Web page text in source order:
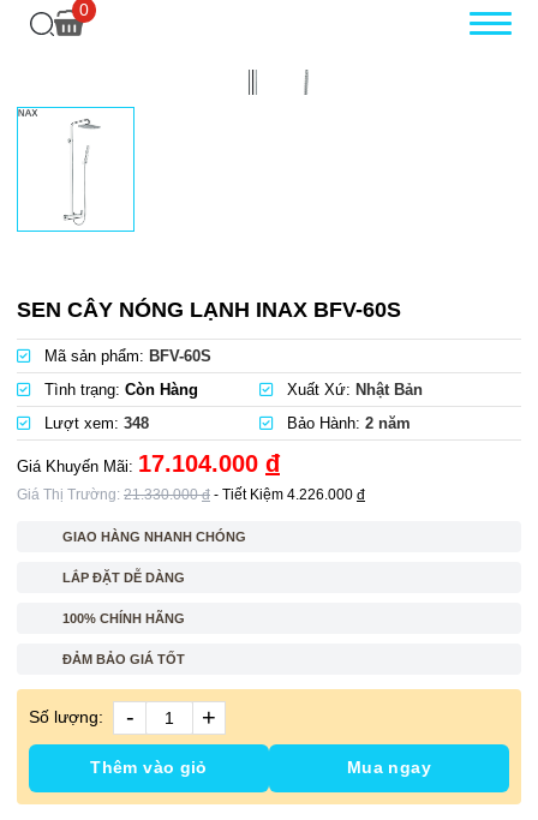
0
SEN CÂY NÓNG LẠNH INAX BFV-60S
Mã sản phẩm: BFV-60S
Tình trạng: Còn Hàng Xuất Xứ: Nhật Bản
Lượt xem: 348 Bảo Hành: 2 năm
Giá Khuyến Mãi: 17.104.000 đ
Giá Thị Trường: 21.330.000đ - Tiết Kiệm 4.226.000 đ
GIAO HÀNG NHANH CHÓNG
LẮP ĐẶT DỄ DÀNG
100% CHÍNH HÃNG
ĐẢM BẢO GIÁ TỐT
Số lượng: - +
Thêm vào giỏ Mua ngay